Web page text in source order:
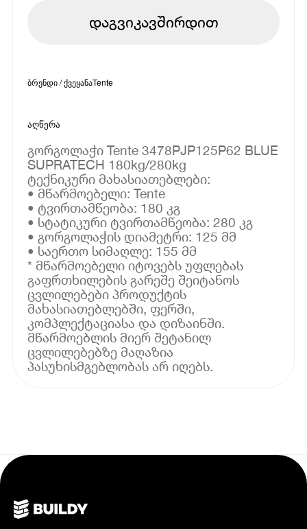
დაგვიკავშირდით
ბრენდი / ქვეყანაTente
აღწერა
გორგოლაჭი Tente 3478PJP125P62 BLUE
SUPRATECH 180kg/280kg
ტექნიკური მახასიათებლები:
• მწარმოებელი: Tente
• ტვირთამწეობა: 180 კგ
• სტატიკური ტვირთამწეობა: 280 კგ
• გორგოლაჭის დიამეტრი: 125 მმ
• საერთო სიმაღლე: 155 მმ
* მწარმოებელი იტოვებს უფლებას
გაფრთხილების გარეშე შეიტანოს
ცვლილებები პროდუქტის
მახასიათებლებში, ფერში,
კომპლექტაციასა და დიზაინში.
მწარმოებლის მიერ შეტანილ
ცვლილებებზე მაღაზია
პასუხისმგებლობას არ იღებს.